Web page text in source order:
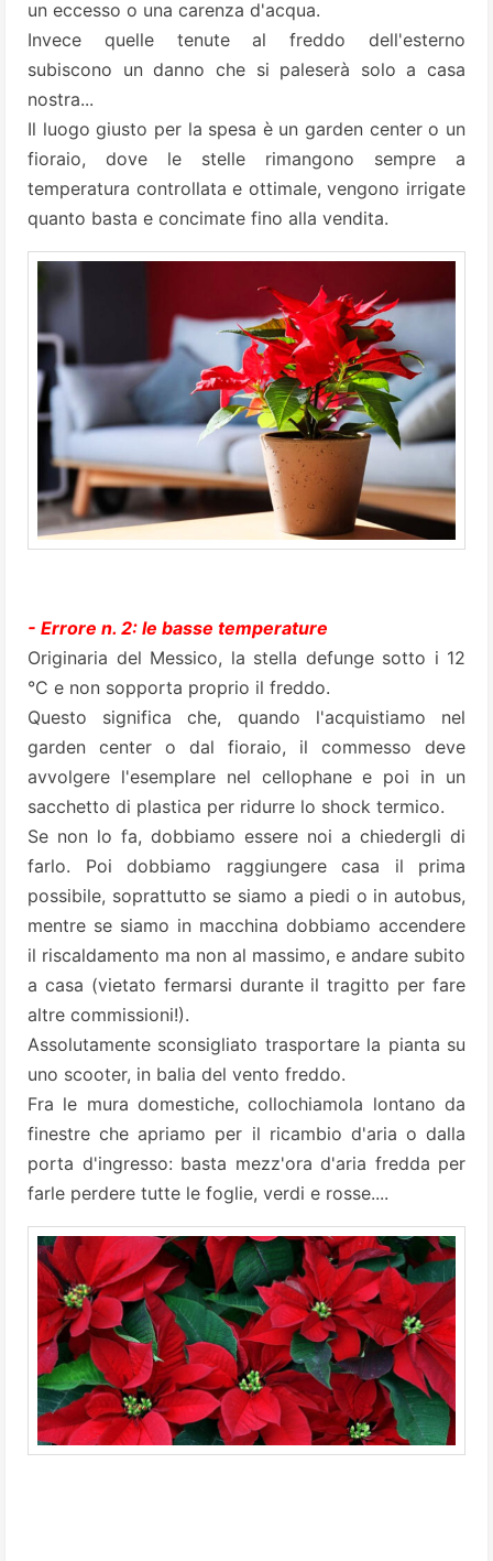
un eccesso o una carenza d'acqua.
Invece quelle tenute al freddo dell'esterno
subiscono un danno che si paleserà solo a casa
nostra...
Il luogo giusto per la spesa è un garden center o un
fioraio, dove le stelle rimangono sempre a
temperatura controllata e ottimale, vengono irrigate
quanto basta e concimate fino alla vendita.
- Errore n. 2: le basse temperature
Originaria del Messico, la stella defunge sotto i 12
°C e non sopporta proprio il freddo.
Questo significa che, quando l'acquistiamo nel
garden center o dal fioraio, il commesso deve
avvolgere l'esemplare nel cellophane e poi in un
sacchetto di plastica per ridurre lo shock termico.
Se non lo fa, dobbiamo essere noi a chiedergli di
farlo. Poi dobbiamo raggiungere casa il prima
possibile, soprattutto se siamo a piedi o in autobus,
mentre se siamo in macchina dobbiamo accendere
il riscaldamento ma non al massimo, e andare subito
a casa (vietato fermarsi durante il tragitto per fare
altre commissioni!).
Assolutamente sconsigliato trasportare la pianta su
uno scooter, in balia del vento freddo.
Fra le mura domestiche, collochiamola lontano da
finestre che apriamo per il ricambio d'aria o dalla
porta d'ingresso: basta mezz'ora d'aria fredda per
farle perdere tutte le foglie, verdi e rosse....